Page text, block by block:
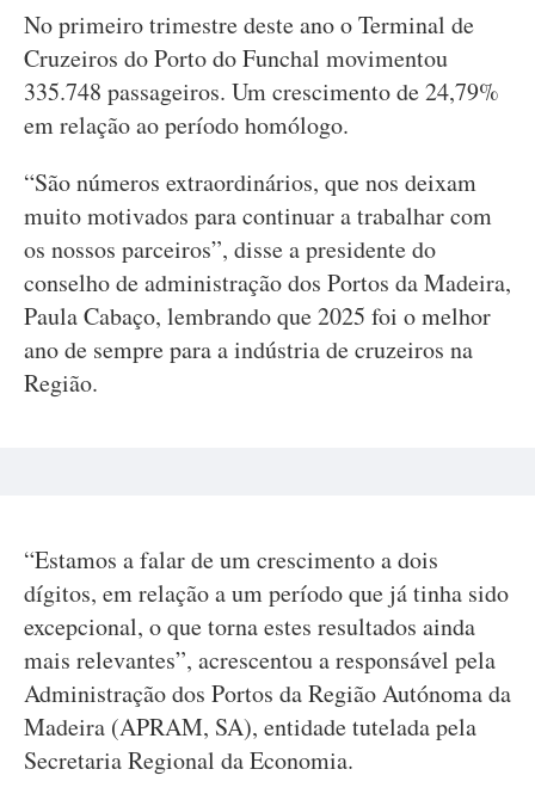
No primeiro trimestre deste ano o Terminal de
Cruzeiros do Porto do Funchal movimentou
335.748 passageiros. Um crescimento de 24,79%
em relação ao período homólogo.
“São números extraordinários, que nos deixam
muito motivados para continuar a trabalhar com
os nossos parceiros”, disse a presidente do
conselho de administração dos Portos da Madeira,
Paula Cabaço, lembrando que 2025 foi o melhor
ano de sempre para a indústria de cruzeiros na
Região.
“Estamos a falar de um crescimento a dois
dígitos, em relação a um período que já tinha sido
excepcional, o que torna estes resultados ainda
mais relevantes”, acrescentou a responsável pela
Administração dos Portos da Região Autónoma da
Madeira (APRAM, SA), entidade tutelada pela
Secretaria Regional da Economia.